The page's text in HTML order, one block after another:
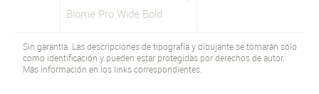
Biome Pro Wide Bold
Sin garantía. Las descripciones de tipografía y dibujante se tomarán sólo
como identificación y pueden estar protegidas por derechos de autor.
Más información en los links correspondientes.